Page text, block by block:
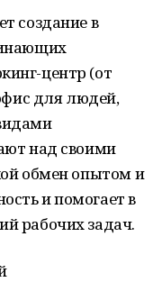
создание в
центр (от
для людей,
над своими
обмен опытом и
и помогает в
рабочих задач.